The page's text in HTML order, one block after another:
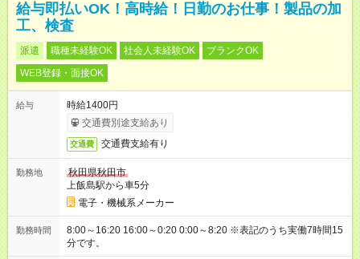
給与即払いOK！高時給！日勤のお仕事！製品の加
工、検査
派遣 職種未経験OK 社会人未経験OK
ブランクOK
WEB登録・面接OK
給与
時給1400円
交通費別途支給あり
交通費 交通費支給有り
勤務地
秋田県秋田市
上飯島駅から車5分
電子・機械系メーカー
勤務時間
8:00～16:20 16:00～0:20 0:00～8:20 ※表記のうち実働7時間15
分です。